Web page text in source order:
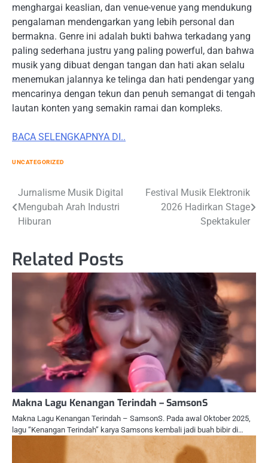
menghargai keaslian, dan venue-venue yang mendukung
pengalaman mendengarkan yang lebih personal dan
bermakna. Genre ini adalah bukti bahwa terkadang yang
paling sederhana justru yang paling powerful, dan bahwa
musik yang dibuat dengan tangan dan hati akan selalu
menemukan jalannya ke telinga dan hati pendengar yang
mencarinya dengan tekun dan penuh semangat di tengah
lautan konten yang semakin ramai dan kompleks.
BACA SELENGKAPNYA DI..
UNCATEGORIZED
Post
navigation
Jurnalisme Musik Digital
Mengubah Arah Industri
Hiburan
Festival Musik Elektronik
2026 Hadirkan Stage
Spektakuler
Related Posts
Makna Lagu Kenangan Terindah – SamsonS
Makna Lagu Kenangan Terindah – SamsonS. Pada awal Oktober 2025,
lagu “Kenangan Terindah” karya Samsons kembali jadi buah bibir di…